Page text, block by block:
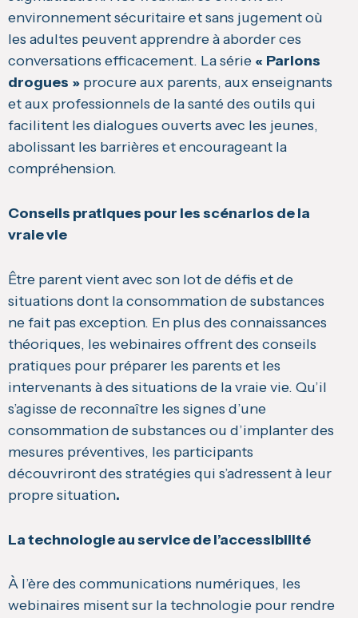
environnement sécuritaire et sans jugement où
les adultes peuvent apprendre à aborder ces
conversations efficacement. La série « Parlons
drogues » procure aux parents, aux enseignants
et aux professionnels de la santé des outils qui
facilitent les dialogues ouverts avec les jeunes,
abolissant les barrières et encourageant la
compréhension.
Conseils pratiques pour les scénarios de la
vraie vie
Être parent vient avec son lot de défis et de
situations dont la consommation de substances
ne fait pas exception. En plus des connaissances
théoriques, les webinaires offrent des conseils
pratiques pour préparer les parents et les
intervenants à des situations de la vraie vie. Qu’il
s’agisse de reconnaître les signes d’une
consommation de substances ou d’implanter des
mesures préventives, les participants
découvriront des stratégies qui s’adressent à leur
propre situation.
La technologie au service de l’accessibilité
À l’ère des communications numériques, les
webinaires misent sur la technologie pour rendre